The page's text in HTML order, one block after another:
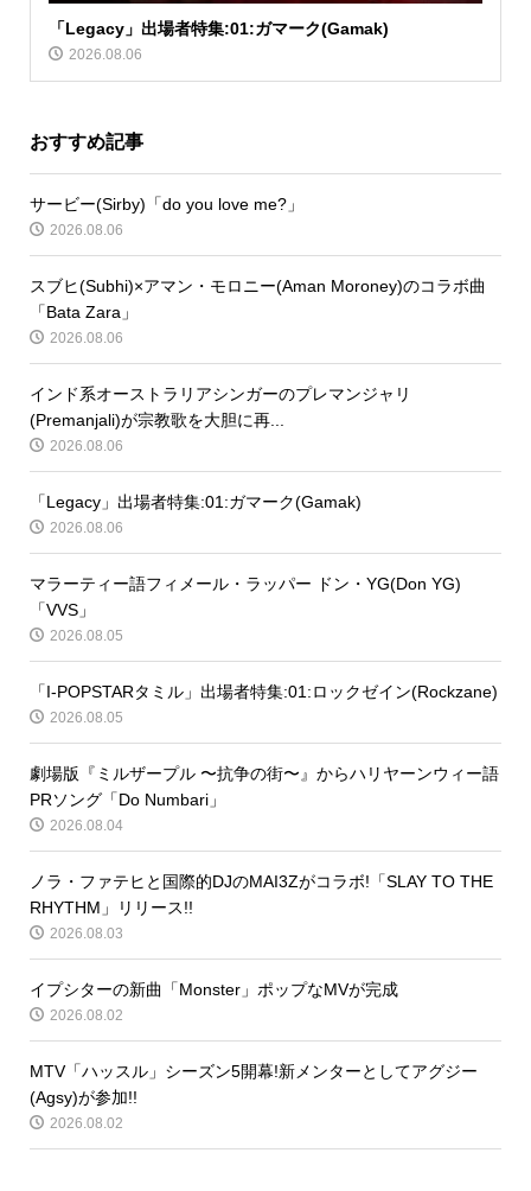
「Legacy」出場者特集:01:ガマーク(Gamak)
2026.08.06
おすすめ記事
サービー(Sirby)「do you love me?」
2026.08.06
スブヒ(Subhi)×アマン・モロニー(Aman Moroney)のコラボ曲
「Bata Zara」
2026.08.06
インド系オーストラリアシンガーのプレマンジャリ
(Premanjali)が宗教歌を大胆に再...
2026.08.06
「Legacy」出場者特集:01:ガマーク(Gamak)
2026.08.06
マラーティー語フィメール・ラッパー ドン・YG(Don YG)
「VVS」
2026.08.05
「I-POPSTARタミル」出場者特集:01:ロックゼイン(Rockzane)
2026.08.05
劇場版『ミルザープル 〜抗争の街〜』からハリヤーンウィー語
PRソング「Do Numbari」
2026.08.04
ノラ・ファテヒと国際的DJのMAI3Zがコラボ!「SLAY TO THE
RHYTHM」リリース!!
2026.08.03
イプシターの新曲「Monster」ポップなMVが完成
2026.08.02
MTV「ハッスル」シーズン5開幕!新メンターとしてアグジー
(Agsy)が参加!!
2026.08.02